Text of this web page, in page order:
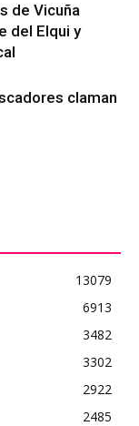
de Vicuña
del Elqui y
claman
13079
6913
3482
3302
2922
2485